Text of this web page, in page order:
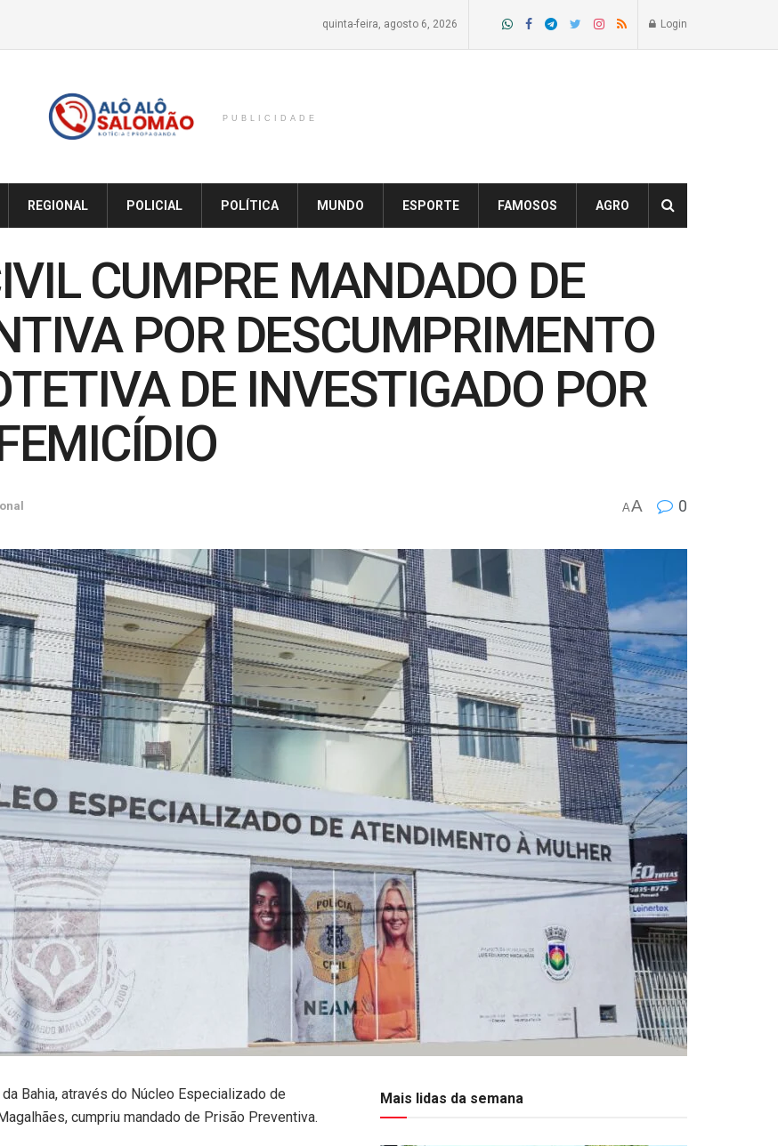
quinta-feira, agosto 6, 2026 Login
PUBLICIDADE
REGIONAL POLICIAL POLÍTICA MUNDO ESPORTE FAMOSOS AGRO
CUMPRE MANDADO DE
POR DESCUMPRIMENTO
DE INVESTIGADO POR
AA 0
Bahia, através do Núcleo Especializado de
cumpriu mandado de Prisão Preventiva.
Mais lidas da semana